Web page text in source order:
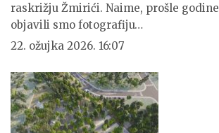
raskrižju Žmirići. Naime, prošle
objavili smo fotografiju…
22. ožujka 2026. 16:07